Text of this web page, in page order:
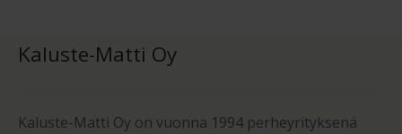
Kaluste-Matti Oy
Kaluste-Matti Oy on vuonna 1994 perheyrityksenä